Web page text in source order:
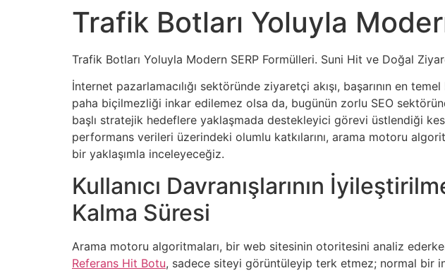
Trafik Botları Yoluyla
Trafik Botları Yoluyla Modern SERP Formülleri. Suni Hit ve Doğal
İnternet pazarlamacılığı sektöründe ziyaretçi akışı, başarının en
paha biçilmezliği inkar edilemez olsa da, bugünün zorlu SEO
başlı stratejik hedeflere yaklaşmada destekleyici görevi üstlendiği
performans verileri üzerindeki olumlu katkılarını, arama motoru
bir yaklaşımla inceleyeceğiz.
Kullanıcı Davranışlarının
Kalma Süresi
Arama motoru algoritmaları, bir web sitesinin otoritesini analiz
Referans Hit Botu, sadece siteyi görüntüleyip terk etmez; normal bir